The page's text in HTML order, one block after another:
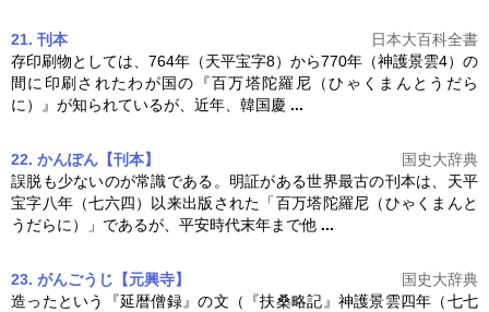
21. 刊本
日本大百科全書
存印刷物としては、764年（天平宝字8）から770年（神護景雲4）の
間に印刷されたわが国の『百万塔陀羅尼（ひゃくまんとうだら
に）』が知られているが、近年、韓国慶 ...
22. かんぽん【刊本】
国史大辞典
誤脱も少ないのが常識である。明証がある世界最古の刊本は、天平
宝字八年（七六四）以来出版された「百万塔陀羅尼（ひゃくまんと
うだらに）」であるが、平安時代末年まで他 ...
23. がんごうじ【元興寺】
国史大辞典
造ったという『延暦僧録』の文（『扶桑略記』神護景雲四年（七七